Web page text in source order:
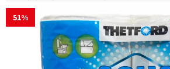
51
Toalettpapir 4-pakk Thetford Aqua Soft